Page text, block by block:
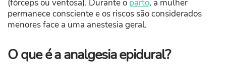
(fórceps ou ventosa). Durante o parto, a mulher
permanece consciente e os riscos são considerados
menores face a uma anestesia geral.
O que é a analgesia epidural?